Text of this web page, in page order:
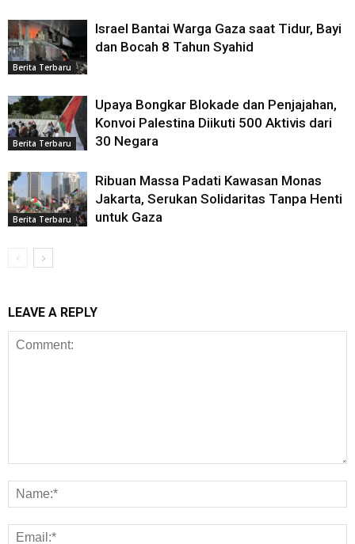
Berita Terbaru
Israel Bantai Warga Gaza saat Tidur, Bayi
dan Bocah 8 Tahun Syahid
Berita Terbaru
Upaya Bongkar Blokade dan Penjajahan,
Konvoi Palestina Diikuti 500 Aktivis dari
30 Negara
Berita Terbaru
Ribuan Massa Padati Kawasan Monas
Jakarta, Serukan Solidaritas Tanpa Henti
untuk Gaza
LEAVE A REPLY